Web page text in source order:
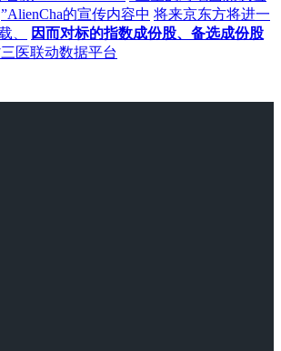
”AlienCha的宣传内容中 将来京东方将进一
、
因而对标的指数成份股、备选成份股
医联动数据平台